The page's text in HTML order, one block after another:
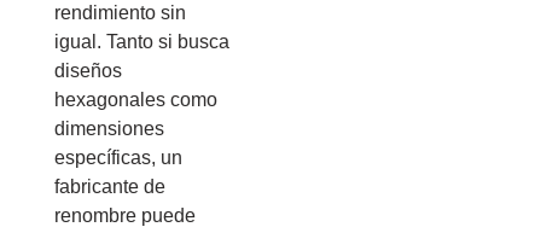
rendimiento sin
igual. Tanto si busca
diseños
hexagonales como
dimensiones
específicas, un
fabricante de
renombre puede